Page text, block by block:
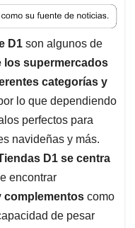
D1 son algunos de
los supermercados
categorías y
lo que dependiendo
perfectos para
navideñas y más.
D1 se centra
encontrar
complementos como
de pesar